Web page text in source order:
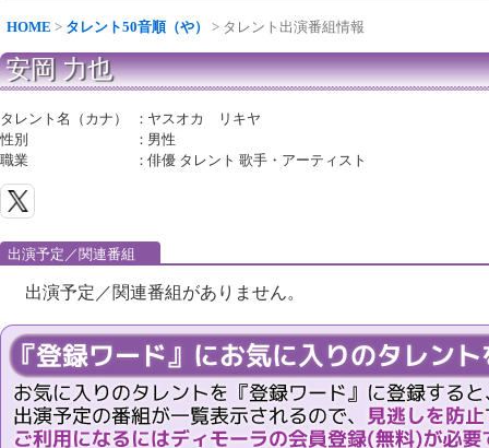
HOME > タレント50音順（や） > タレント出演番組情報
安岡 力也
タレント名（カナ） ： ヤスオカ リキヤ
性別
： 男性
職業
：俳優 タレント 歌手・アーティスト
出演予定／関連番組
出演予定／関連番組がありません。